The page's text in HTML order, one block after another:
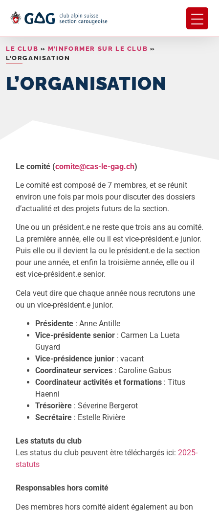
LE CLUB » M’INFORMER SUR LE CLUB »
L’ORGANISATION
L’ORGANISATION
Le comité (comite@cas-le-gag.ch)
Le comité est composé de 7 membres, et se réunit
environ une fois par mois pour discuter des dossiers
d’actualité et des projets futurs de la section.
Une ou un président.e ne reste que trois ans au comité.
La première année, elle ou il est vice-président.e junior.
Puis elle ou il devient la ou le président.e de la section
pour une année, et enfin la troisième année, elle ou il
est vice-président.e senior.
Cela veut dire que chaque année nous recrutons une
ou un vice-président.e junior.
Présidente : Anne Antille
Vice-présidente senior : Carmen La Lueta
Guyard
Vice-présidence junior : vacant
Coordinateur services : Caroline Gabus
Coordinateur activités et formations : Titus
Haenni
Trésorière : Séverine Bergerot
Secrétaire : Estelle Rivière
Les statuts du club
Les status du club peuvent ètre téléchargés ici: 2025-
statuts
Responsables hors comité
Des membres hors comité aident également au bon